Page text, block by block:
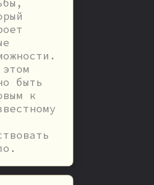
быть
к